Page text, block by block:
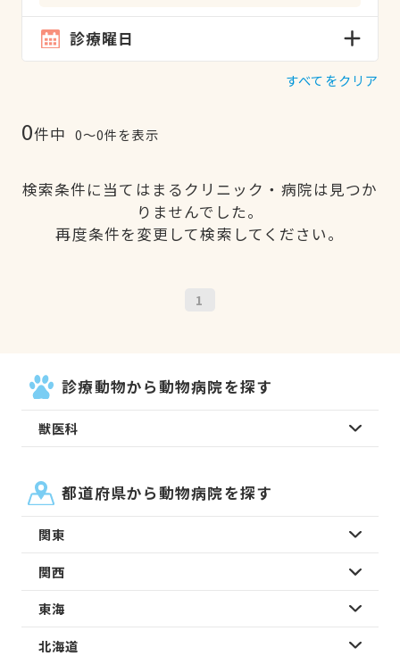
診療曜日
すべてをクリア
0件中 0〜0件を表示
検索条件に当てはまるクリニック・病院は見つか
りませんでした。
再度条件を変更して検索してください。
1
診療動物から動物病院を探す
獣医科
都道府県から動物病院を探す
関東
関西
東海
北海道